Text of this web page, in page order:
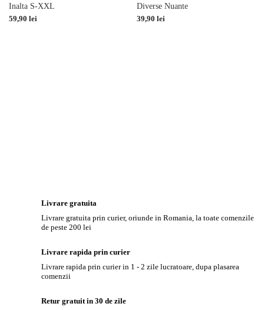
Inalta S-XXL
Pret
59,90 lei
Diverse Nuante
Pret
39,90 lei
Livrare gratuita
Livrare gratuita prin curier, oriunde in Romania, la toate comenzile
de peste 200 lei
Livrare rapida prin curier
Livrare rapida prin curier in 1 - 2 zile lucratoare, dupa plasarea
comenzii
Retur gratuit in 30 de zile